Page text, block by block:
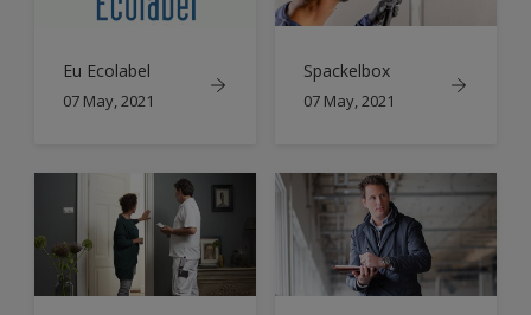
Eu Ecolabel
07 May, 2021
Spackelbox
07 May, 2021